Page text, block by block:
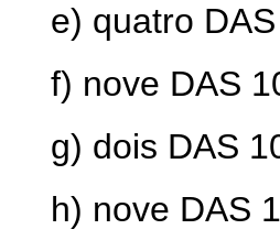
e) quatro
f) nove DAS
g) dois DAS
h) nove DAS